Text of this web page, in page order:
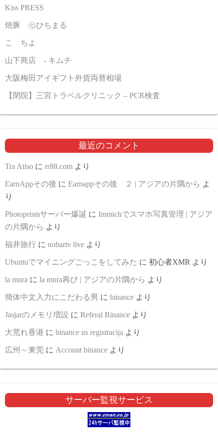
Kiss PRESS
焼豚 ㊆ひちまる
こゝちよ
山下商店 - キムチ
大阪梅田アイギフト外貨両替相場
【閉院】三宮トラベルクリニック – PCR検査
最近のコメント
Tra Atiso に rr88.com より
EarnAppその後 に Earnappその後 ２ | アジアの片隅から よ
り
Photoprismサーバー爆誕 に Immichでスマホ写真管理 | アジア
の片隅から より
福井旅行 に nobartv live より
Ubuntuでマイニングごっこをしてみた に 初心者XMR より
la mura に la mura再び | アジアの片隅から より
簡体中文入力にこだわる男 に binance より
Jasjarのメモリ増設 に Referal Binance より
大荒れ香港 に binance us registracija より
広州～東莞 に Account binance より
サーバー監視サービス